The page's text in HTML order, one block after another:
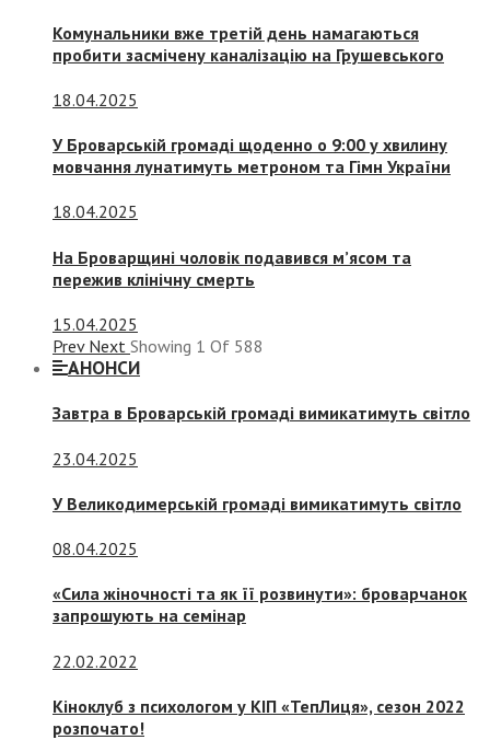
Комунальники вже третій день намагаються
пробити засмічену каналізацію на Грушевського
18.04.2025
У Броварській громаді щоденно о 9:00 у хвилину
мовчання лунатимуть метроном та Гімн України
18.04.2025
На Броварщині чоловік подавився м’ясом та
пережив клінічну смерть
15.04.2025
Prev Next Showing 1 Of 588
АНОНСИ
Завтра в Броварській громаді вимикатимуть світло
23.04.2025
У Великодимерській громаді вимикатимуть світло
08.04.2025
«Сила жіночності та як її розвинути»: броварчанок
запрошують на семінар
22.02.2022
Кіноклуб з психологом у КІП «ТепЛиця», сезон 2022
розпочато!